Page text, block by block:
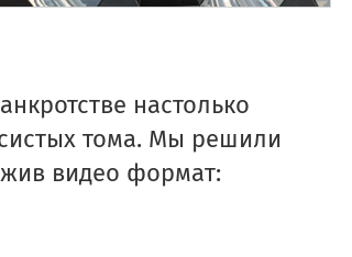
настолько
тома. Мы решили
видео формат: